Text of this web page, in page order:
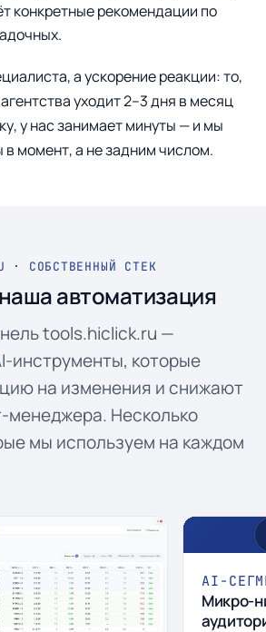
конкретные рекомендации по
а ускорение реакции: то,
уходит 2–3 дня в месяц
у нас занимает минуты — и мы
в момент, а не задним числом.
· СОБСТВЕННЫЙ СТЕК
автоматизация
tools.hiclick.ru —
инструменты, которые
на изменения и снижают
менеджера. Несколько
мы используем на каждом
AI-
Микро-